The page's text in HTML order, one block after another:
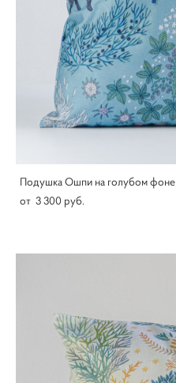
Подушка Ошпи на голубом фоне
от 3 300 pуб.